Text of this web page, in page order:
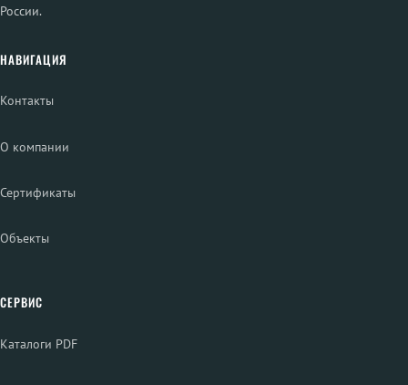
России.
НАВИГАЦИЯ
Контакты
О компании
Сертификаты
Объекты
СЕРВИС
Каталоги PDF